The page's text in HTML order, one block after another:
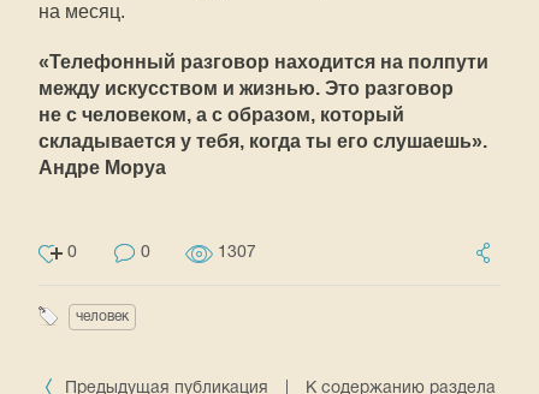
на месяц.
«Телефонный разговор находится на полпути
между искусством и жизнью. Это разговор
не с человеком, а с образом, который
складывается у тебя, когда ты его слушаешь».
Андре Моруа
0 0 1307
человек
Предыдущая публикация
К содержанию раздела